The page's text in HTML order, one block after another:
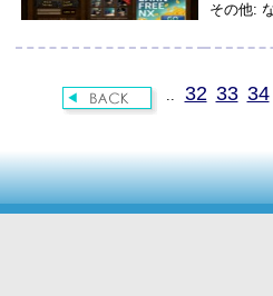
その他:
.. 32 33 34